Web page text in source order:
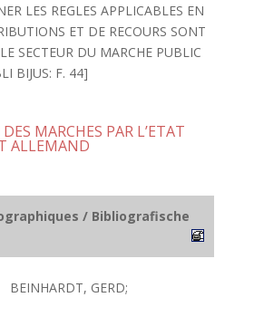
LES REGLES APPLICABLES EN
ET DE RECOURS SONT
SECTEUR DU MARCHE PUBLIC
BIJUS: F. 44]
MARCHES PAR L’ETAT
ALLEMAND
/ Bibliografische
BEINHARDT, GERD;